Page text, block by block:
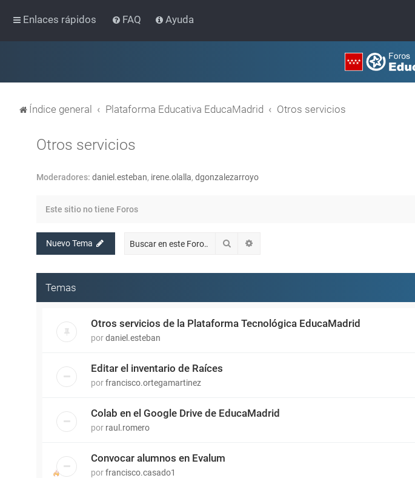
Enlaces rápidos FAQ Ayuda
Índice general Plataforma Educativa EducaMadrid Otros servicios
Otros servicios
Moderadores: daniel.esteban, irene.olalla, dgonzalezarroyo
Este sitio no tiene Foros
Nuevo Tema Buscar
Temas
Otros servicios de la Plataforma Tecnológica EducaMadrid
pordaniel.esteban
Editar el inventario de Raíces
porfrancisco.ortegamartinez
Colab en el Google Drive de EducaMadrid
por raul.romero
Convocar alumnos en Evalum
porfrancisco.casado1